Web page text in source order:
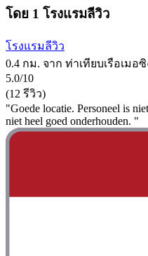
โดย 1 โรงแรมลีวิว
โรงแรมลีวิว
0.4 กม. จาก ท่าเทียบเรือเมอซิ
5.0/10
(12 รีวิว)
"Goede locatie. Personeel is
niet heel goed onderhouden. "